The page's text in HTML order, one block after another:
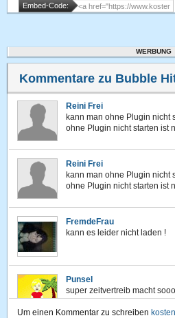
Embed-Code:
WERBUNG
Kommentare zu Bubble
Reini Frei
kann man ohne Plugin nicht
ohne Plugin nicht starten ist
Reini Frei
kann man ohne Plugin nicht
ohne Plugin nicht starten ist
FremdeFrau
kann es leider nicht laden !
Punsel
super zeitvertreib macht
Um einen Kommentar zu schreiben